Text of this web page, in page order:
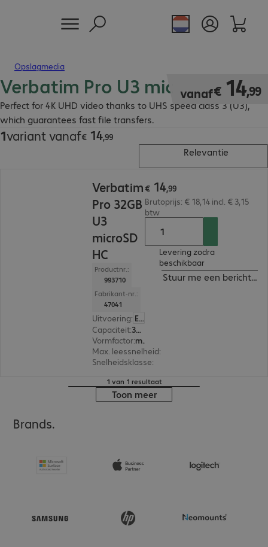
Opslagmedia
Verbatim Pro U3 microSD
Perfect for 4K UHD video thanks to UHS speed class 3 (U3),
which guarantees fast file transfers.
vanaf€ 14,99
€ 14,99
1variant vanaf€ 14,99
€ 14,99
Relevantie
Verbatim
Pro 32GB
U3
microSD
HC
Productnr.:
993710
Fabrikant-nr.:
47041
Uitvoering: Europa
Capaciteit: 32 GB
Vormfactor:
microSDHC
Max. leessnelheid:
Snelheidsklasse:
€ 14,99
Brutoprijs: € 18,14 incl. € 3,15
btw
Levering zodra
beschikbaar
Stuur me een bericht
1 van 1 resultaat
Toon meer
Brands.